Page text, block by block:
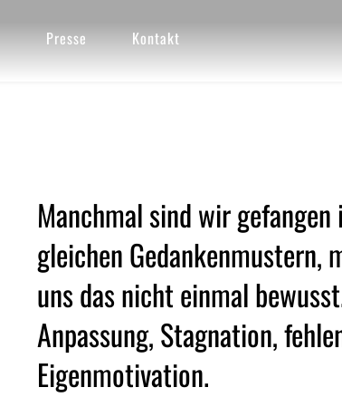
Presse Kontakt
Manchmal sind wir
gleichen Gedankenmustern,
uns das nicht einmal
Anpassung, Stagnation,
Eigenmotivation.